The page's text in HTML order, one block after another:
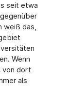
seit etwa
weiß das,
Wenn
von dort
als